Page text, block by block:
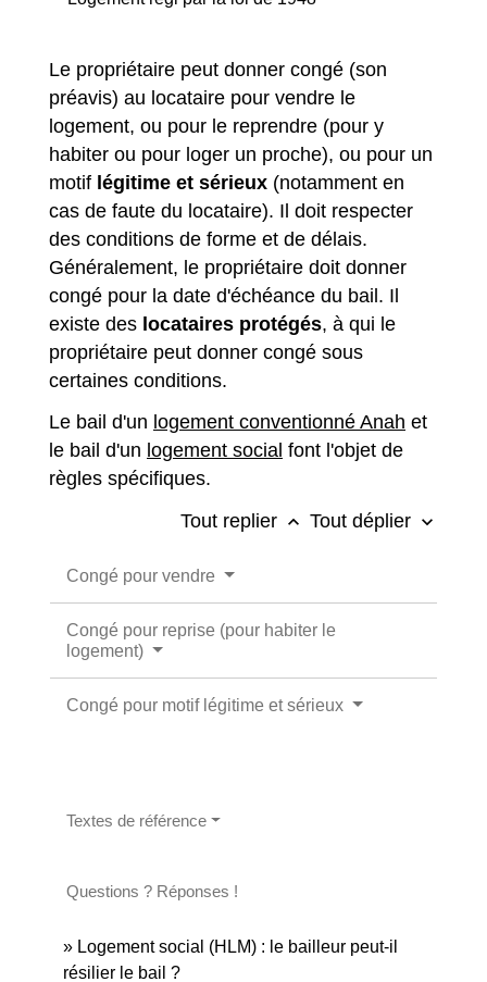
Le propriétaire peut donner congé (son
préavis) au locataire pour vendre le
logement, ou pour le reprendre (pour y
habiter ou pour loger un proche), ou pour un
motif légitime et sérieux (notamment en
cas de faute du locataire). Il doit respecter
des conditions de forme et de délais.
Généralement, le propriétaire doit donner
congé pour la date d'échéance du bail. Il
existe des locataires protégés, à qui le
propriétaire peut donner congé sous
certaines conditions.
Le bail d'un logement conventionné Anah et
le bail d'un logement social font l'objet de
règles spécifiques.
Tout replier keyboard_arrow_up Tout déplier keyboard_arrow_down
Congé pour vendre
Congé pour reprise (pour habiter le
logement)
Congé pour motif légitime et sérieux
Textes de référence
Questions ? Réponses !
Logement social (HLM) : le bailleur peut-il
résilier le bail ?